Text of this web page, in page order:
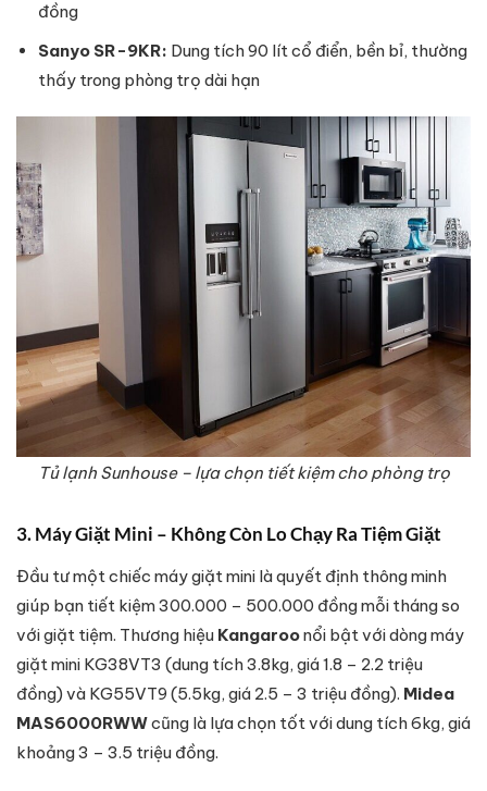
đồng
Sanyo SR-9KR: Dung tích 90 lít cổ điển, bền bỉ, thường
thấy trong phòng trọ dài hạn
Tủ lạnh Sunhouse – lựa chọn tiết kiệm cho phòng trọ
3. Máy Giặt Mini – Không Còn Lo Chạy Ra Tiệm Giặt
Đầu tư một chiếc máy giặt mini là quyết định thông minh
giúp bạn tiết kiệm 300.000 – 500.000 đồng mỗi tháng so
với giặt tiệm. Thương hiệu Kangaroonổi bật với dòng máy
giặt mini KG38VT3 (dung tích 3.8kg, giá 1.8 – 2.2 triệu
đồng) và KG55VT9 (5.5kg, giá 2.5 – 3 triệu đồng). Midea
MAS6000RWWcũng là lựa chọn tốt với dung tích 6kg, giá
khoảng 3 – 3.5 triệu đồng.